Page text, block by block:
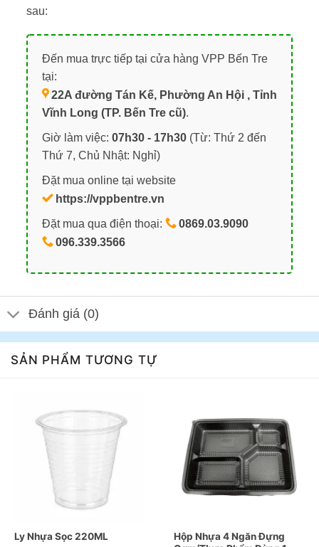
sau:
Đến mua trực tiếp tại cửa hàng VPP Bến Tre
tại:
22A đường Tán Kế, Phường An Hội , Tỉnh
Vĩnh Long (TP. Bến Tre cũ).
Giờ làm việc: 07h30 - 17h30(Từ: Thứ 2 đến
Thứ 7, Chủ Nhật: Nghỉ)
Đặt mua online tại website
https://vppbentre.vn
Đặt mua qua điện thoại:
0869.03.9090
096.339.3566
Đánh giá (0)
SẢN PHẨM TƯƠNG TỰ
Ly Nhựa Sọc 220ML
Hộp Nhựa 4 Ngăn Đựng